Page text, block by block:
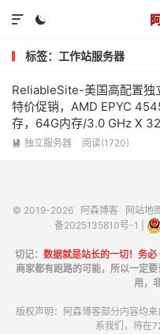


标签：工作站服务器
ReliableSite-美国高配置独
特价促销，AMD EPYC
存，64G内存/3.0 GHz X
心/1TB NVMe、1Gbps带
 独立服务器 阅读(1720)
© 2019-2026 阿森博客 网站地
备2025135810号-1
切记： 数据就是站长的一切！务必
商家都有跑路的可能，所以一定
用，
版权声明：阿森博客部分内容均
系我们，将在